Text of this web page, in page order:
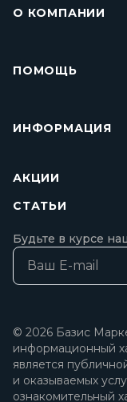
О КОМПАНИИ
ПОМОЩЬ
ИНФОРМАЦИЯ
АКЦИИ
СТАТЬИ
Будьте в курсе
© 2026 Базис
информационный
является
и оказываемых
ознакомительный